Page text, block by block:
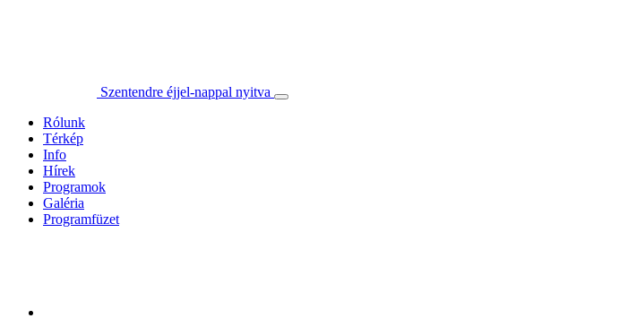
Szentendre éjjel-nappal nyitva
Rólunk
Térkép
Info
Hírek
Programok
Galéria
Programfüzet